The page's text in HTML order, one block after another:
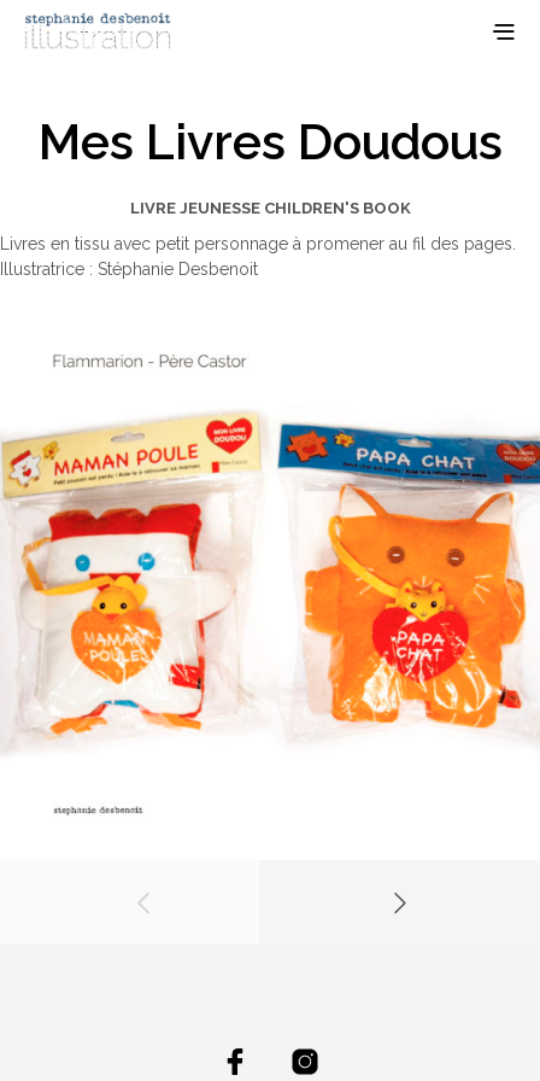
Mes Livres Doudous
LIVRE JEUNESSE CHILDREN'S BOOK
Livres en tissu avec petit personnage à promener au fil des pages.
Illustratrice : Stéphanie Desbenoit